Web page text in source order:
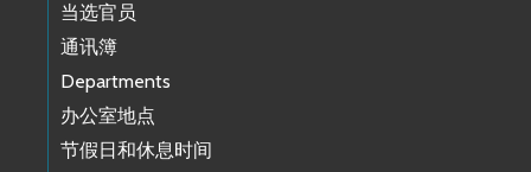
当选官员
通讯簿
Departments
办公室地点
节假日和休息时间